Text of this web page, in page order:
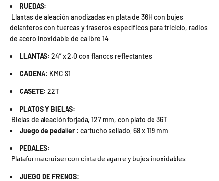
RUEDAS:
Llantas de aleación anodizadas en plata de 36H con bujes
delanteros con tuercas y traseros específicos para triciclo, radios
de acero inoxidable de calibre 14
LLANTAS: 24” x 2.0 con flancos reflectantes
CADENA: KMC S1
CASETE: 22T
PLATOS Y BIELAS:
Bielas de aleación forjada, 127 mm, con plato de 36T
Juego de pedalier: cartucho sellado, 68 x 119 mm
PEDALES:
Plataforma cruiser con cinta de agarre y bujes inoxidables
JUEGO DE FRENOS: